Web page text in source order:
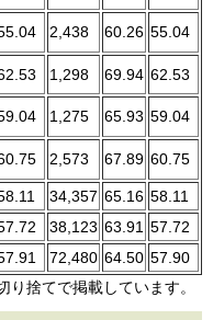
2,438 60.26 55.04
1,298 69.94 62.53
1,275 65.93 59.04
2,573 67.89 60.75
34,357 65.16 58.11
38,123 63.91 57.72
72,480 64.50 57.90
捨てで掲載しています。